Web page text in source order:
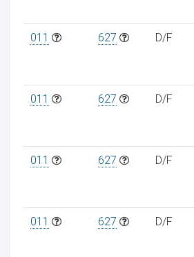
011 627 D/F
011 627 D/F
011 627 D/F
011 627 D/F